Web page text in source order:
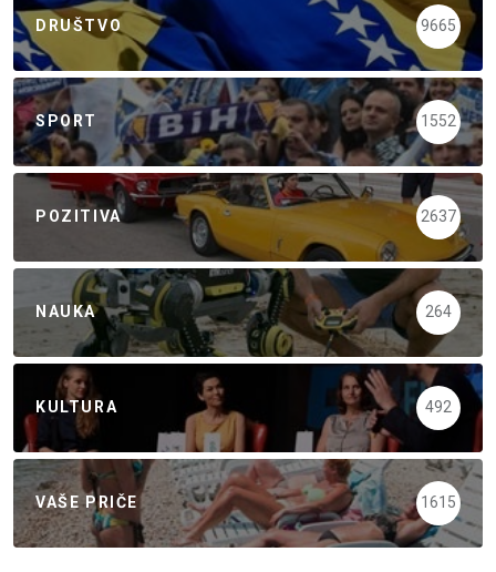
DRUŠTVO 9665
SPORT 1552
POZITIVA 2637
NAUKA 264
KULTURA 492
VAŠE PRIČE 1615